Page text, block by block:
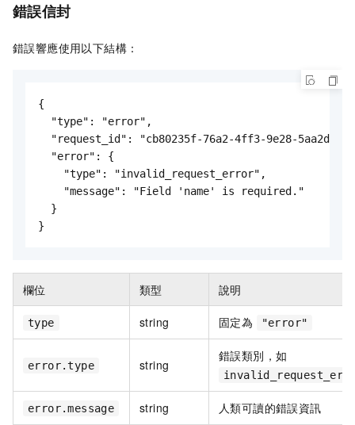
錯誤信封
錯誤響應使用以下結構：
{
  "type": "error",
"request_id": "cb80235f-76a2-4ff3-9e28-
  "error": {
    "type": "invalid_request_error",
    "message": "Field 'name' is required."
  }
欄位 類型 說明
type string 固定為 "error"
error.type string
錯誤類別，如
error.message string 人類可讀的錯誤資訊